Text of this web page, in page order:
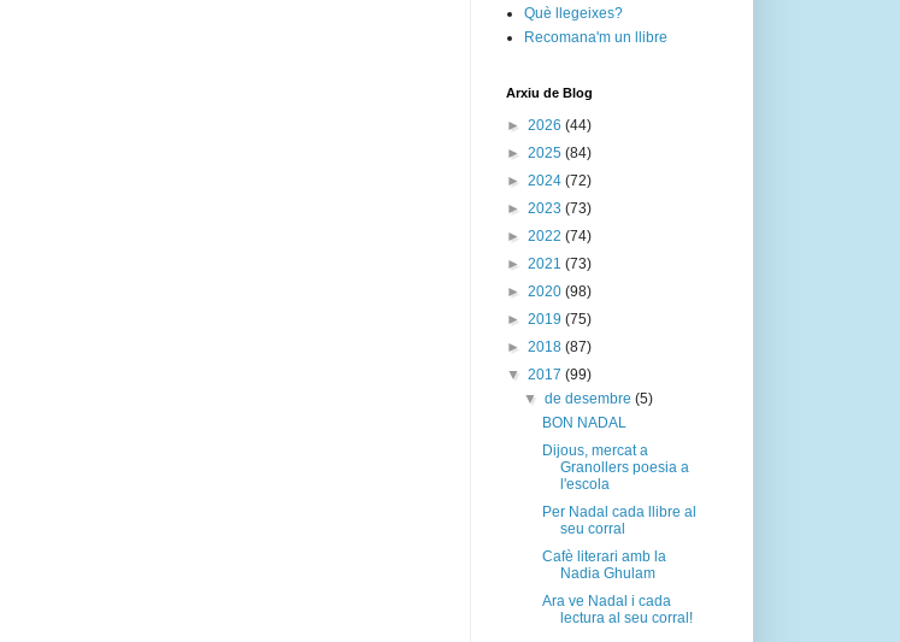
Què llegeixes?
Recomana'm un llibre
Arxiu de Blog
► 2026 (44)
► 2025 (84)
► 2024 (72)
► 2023 (73)
► 2022 (74)
► 2021 (73)
► 2020 (98)
► 2019 (75)
► 2018 (87)
▼ 2017 (99)
▼de desembre(5)
BON NADAL
Dijous, mercat a
Granollers poesia a
l'escola
Per Nadal cada llibre al
seu corral
Cafè literari amb la
Nadia Ghulam
Ara ve Nadal i cada
lectura al seu corral!